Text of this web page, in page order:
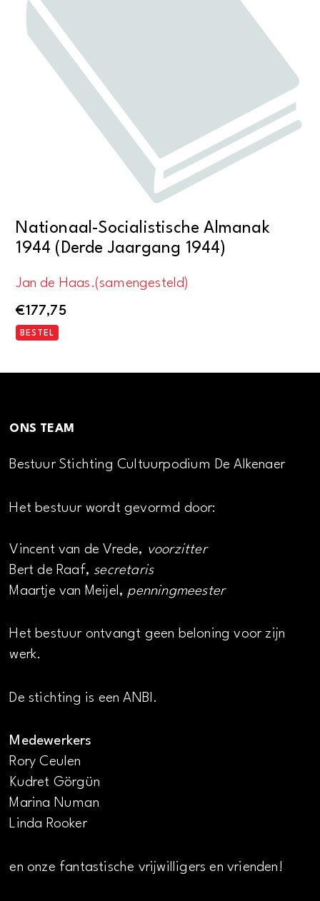
Nationaal-Socialistische Almanak
1944 (Derde Jaargang 1944)
Jan de Haas.(samengesteld)
€177,75
BESTEL
ONS TEAM
Bestuur Stichting Cultuurpodium De Alkenaer
Het bestuur wordt gevormd door:
Vincent van de Vrede, voorzitter
Bert de Raaf, secretaris
Maartje van Meijel, penningmeester
Het bestuur ontvangt geen beloning voor zijn
werk.
De stichting is een ANBI.
Medewerkers
Rory Ceulen
Kudret Görgün
Marina Numan
Linda Rooker
en onze fantastische vrijwilligers en vrienden!